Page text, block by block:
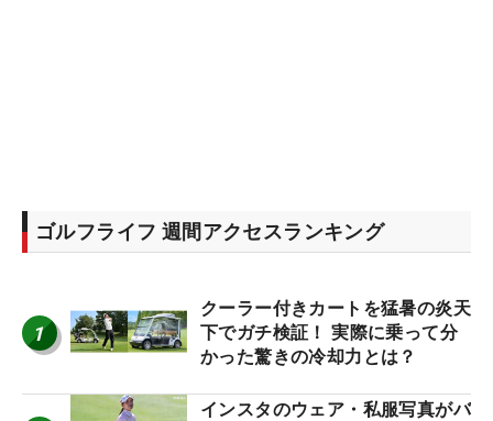
ゴルフライフ 週間アクセスランキング
1
クーラー付きカートを猛暑の炎天
下でガチ検証！ 実際に乗って分
かった驚きの冷却力とは？
インスタのウェア・私服写真がバ